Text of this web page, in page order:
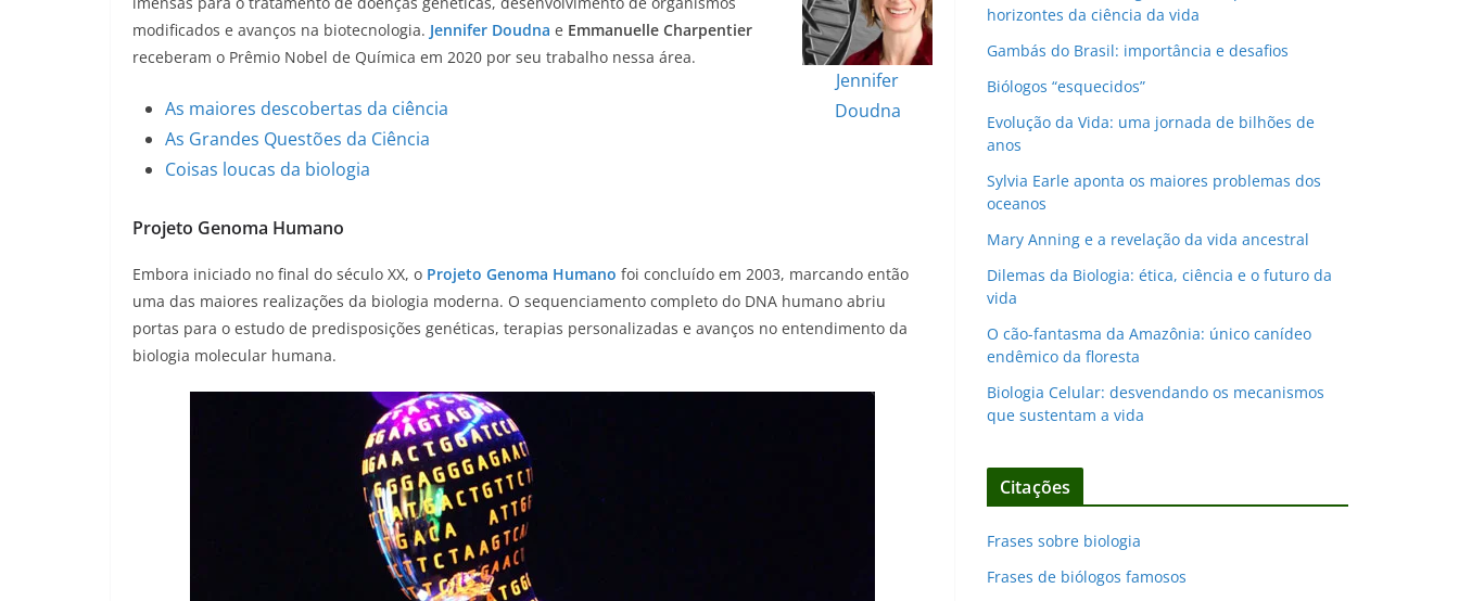
Jennifer
Doudna
modificados e avanços na biotecnologia. Jennifer Doudna e Emmanuelle Charpentier
receberam o Prêmio Nobel de Química em 2020 por seu trabalho nessa área.
As maiores descobertas da ciência
As Grandes Questões da Ciência
Coisas loucas da biologia
Projeto Genoma Humano
Embora iniciado no final do século XX, o Projeto Genoma Humano foi concluído em 2003, marcando então
uma das maiores realizações da biologia moderna. O sequenciamento completo do DNA humano abriu
portas para o estudo de predisposições genéticas, terapias personalizadas e avanços no entendimento da
biologia molecular humana.
horizontes da ciência da vida
Gambás do Brasil: importância e desafios
Biólogos “esquecidos”
Evolução da Vida: uma jornada de bilhões de
anos
Sylvia Earle aponta os maiores problemas dos
oceanos
Mary Anning e a revelação da vida ancestral
Dilemas da Biologia: ética, ciência e o futuro da
vida
O cão-fantasma da Amazônia: único canídeo
endêmico da floresta
Biologia Celular: desvendando os mecanismos
que sustentam a vida
Citações
Frases sobre biologia
Frases de biólogos famosos